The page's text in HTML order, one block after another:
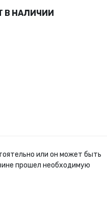
В НАЛИЧИИ
или он может быть
прошел необходимую